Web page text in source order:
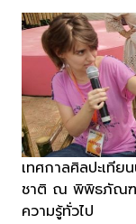
เทศกาลศิลปะเทีย
ชาติ ณ พิพิธภัณฑ
ความรู้ทั่วไป